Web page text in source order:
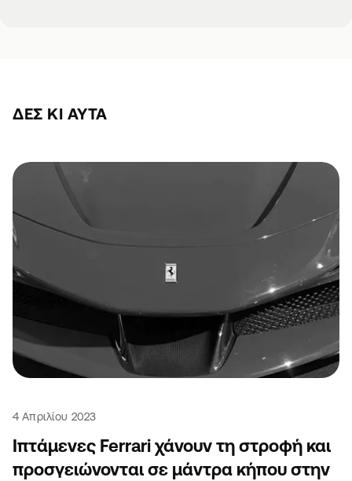
ΔΕΣ ΚΙ ΑΥΤΆ
4 Απριλίου 2023
Ιπτάμενες Ferrari χάνουν τη στροφή και
προσγειώνονται σε μάντρα κήπου στην